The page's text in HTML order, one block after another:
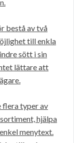
bestå av två
till enkla
sött i sin
lättare att
flera typer av
hjälpa
menytext.